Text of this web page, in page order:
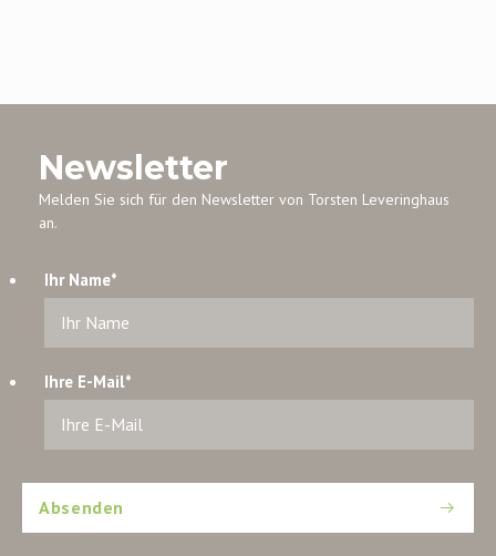
Newsletter
Melden Sie sich für den Newsletter von Torsten Leveringhaus
an.
Ihr Name*
Ihre E-Mail*
Absenden